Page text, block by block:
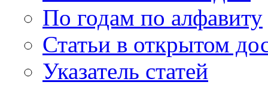
По годам по алфавиту
Статьи в открытом
Указатель статей